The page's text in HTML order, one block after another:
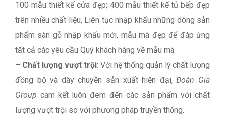
100 mẫu thiết kế cửa đẹp; 400 mẫu thiết kế tủ bếp đẹp
trên nhiều chất liệu, Liên tục nhập khẩu những dòng sản
phẩm sàn gỗ nhập khẩu mới, mẫu mã đẹp để đáp ứng
tất cả các yêu cầu Quý khách hàng về mẫu mã.
– Chất lượng vượt trội: Với hệ thống quản lý chất lượng
đồng bộ và dây chuyền sản xuất hiện đại,Đoàn Gia
Group cam kết luôn đem đến các sản phẩm với chất
lượng vượt trội so với phương pháp truyền thống.